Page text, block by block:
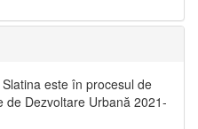
este în procesul de
Dezvoltare Urbană 2021‐